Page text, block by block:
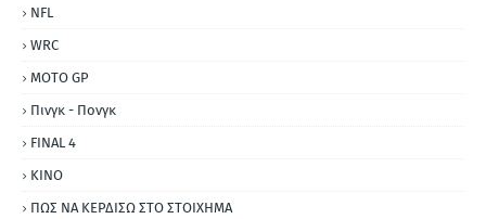
NFL
WRC
MOTO GP
Πινγκ - Πονγκ
FINAL 4
ΚΙΝΟ
ΠΩΣ ΝΑ ΚΕΡΔΙΣΩ ΣΤΟ ΣΤΟΙΧΗΜΑ